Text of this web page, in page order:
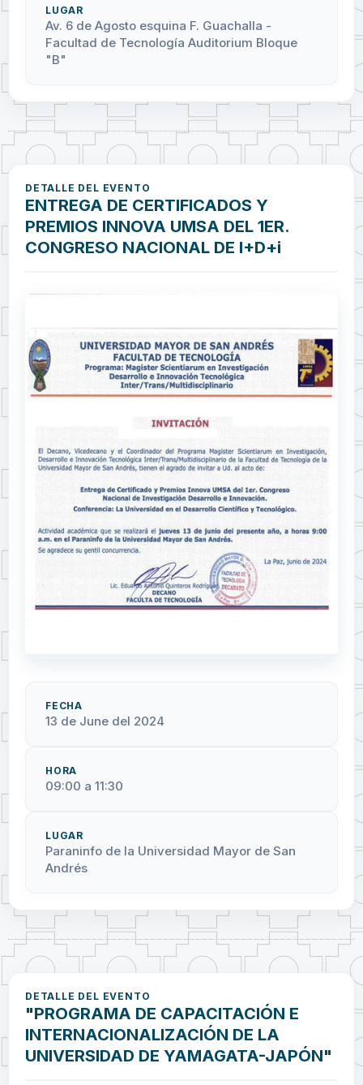
LUGAR
Av. 6 de Agosto esquina F. Guachalla -
Facultad de Tecnología Auditorium Bloque
"B"
DETALLE DEL EVENTO
ENTREGA DE CERTIFICADOS Y
PREMIOS INNOVA UMSA DEL 1ER.
CONGRESO NACIONAL DE I+D+i
FECHA
13 de June del 2024
HORA
09:00 a 11:30
LUGAR
Paraninfo de la Universidad Mayor de San
Andrés
DETALLE DEL EVENTO
"PROGRAMA DE CAPACITACIÓN E
INTERNACIONALIZACIÓN DE LA
UNIVERSIDAD DE YAMAGATA-JAPÓN"